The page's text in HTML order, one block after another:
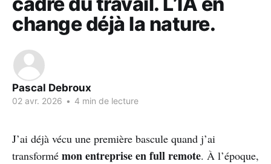
change déjà la nature.
Pascal Debroux
02 avr. 2026 • 4 min de lecture
J’ai déjà vécu une première bascule quand j’ai
transformé mon entreprise en full remote. À l’époque,